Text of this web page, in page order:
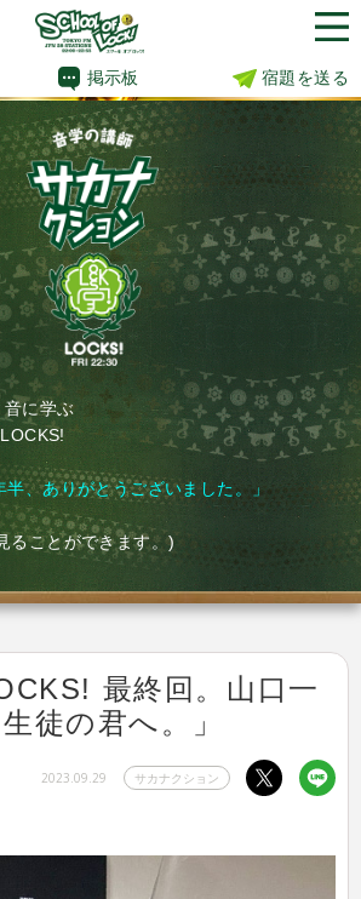
掲示板 宿題を送る
に学ぶ
半、ありがとうございました。」
ることができます。)
最終回。山口一
徒の君へ。」
2023.09.29 サカナクション